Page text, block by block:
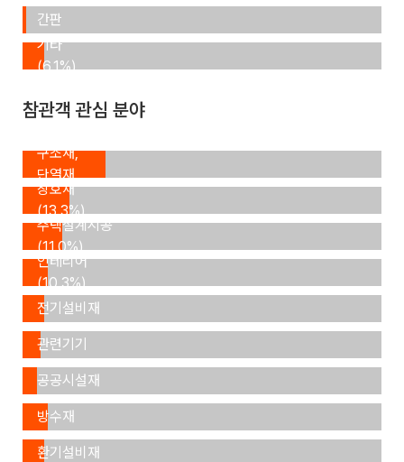
(2.4%)
간판
(0.5%)
기타
(6.1%)
참관객 관심 분야
구조재,
단열재
(23.1%)
창호재
(13.3%)
주택설계시공
(11.0%)
인테리어
(10.3%)
조명,
전기설비재
(6.5%)
건축공구,
관련기기
(6.3%)
조경,
공공시설재
(5.8%)
도장,
방수재
(5.7%)
냉난방,
환기설비재